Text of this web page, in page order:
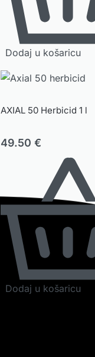
Dodaj u košaricu
AXIAL 50 Herbicid 1 l
49.50€
Dodaj u košaricu